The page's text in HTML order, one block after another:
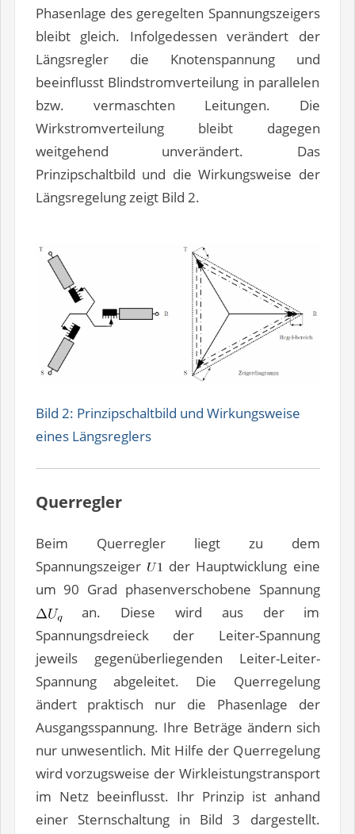
Phasenlage des geregelten Spannungszeigers
bleibt gleich. Infolgedessen verändert der
Längsregler die Knotenspannung und
beeinflusst Blindstromverteilung in parallelen
bzw. vermaschten Leitungen. Die
Wirkstromverteilung bleibt dagegen
weitgehend unverändert. Das
Prinzipschaltbild und die Wirkungsweise der
Längsregelung zeigt Bild 2.
Bild 2: Prinzipschaltbild und Wirkungsweise
eines Längsreglers
Querregler
Beim Querregler liegt zu dem
Spannungszeiger
der Hauptwicklung eine
um 90 Grad phasenverschobene Spannung
an. Diese wird aus der im
Spannungsdreieck der Leiter-Spannung
jeweils gegenüberliegenden Leiter-Leiter-
Spannung abgeleitet. Die Querregelung
ändert praktisch nur die Phasenlage der
Ausgangsspannung. Ihre Beträge ändern sich
nur unwesentlich. Mit Hilfe der Querregelung
wird vorzugsweise der Wirkleistungstransport
im Netz beeinflusst. Ihr Prinzip ist anhand
einer Sternschaltung in Bild 3 dargestellt.